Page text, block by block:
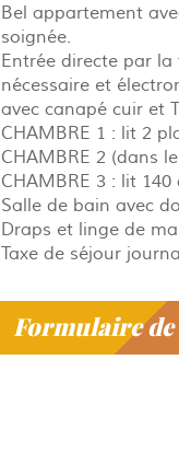
Bel appartement
soignée.
Entrée directe par
nécessaire et
avec canapé cuir et
CHAMBRE 1 : lit 2
CHAMBRE 2 (dans
CHAMBRE 3 : lit 140
Salle de bain avec
Draps et linge de
Taxe de séjour
Formulaire